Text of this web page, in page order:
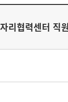
협력센터 직